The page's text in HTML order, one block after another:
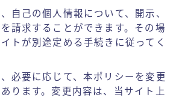
自己の個人情報について、開示、
請求することができます。その場
トが別途定める手続きに従ってく
必要に応じて、本ポリシーを変更
ります。変更内容は、当サイト上